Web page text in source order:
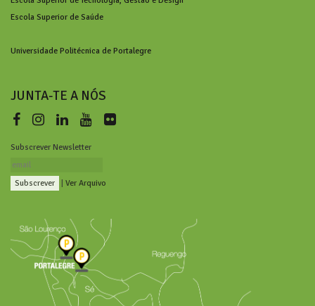
Escola Superior de Saúde
Universidade Politécnica de Portalegre
JUNTA-TE A NÓS
Subscrever Newsletter
Ver Arquivo